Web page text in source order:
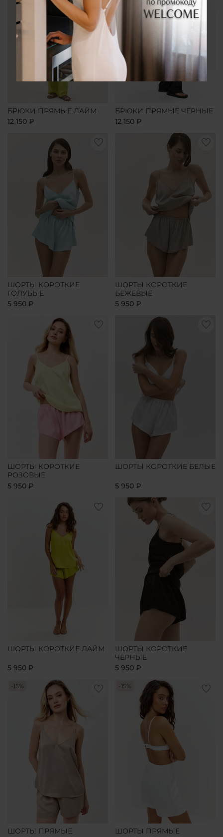
БРЮКИ ПРЯМЫЕ ЛАЙМ
12 150 ₽
БРЮКИ ПРЯМЫЕ ЧЕРНЫЕ
12 150 ₽
ШОРТЫ КОРОТКИЕ
ГОЛУБЫЕ
5 950 ₽
ШОРТЫ КОРОТКИЕ
БЕЖЕВЫЕ
5 950 ₽
ШОРТЫ КОРОТКИЕ
РОЗОВЫЕ
5 950 ₽
ШОРТЫ КОРОТКИЕ БЕЛЫЕ
5 950 ₽
ШОРТЫ КОРОТКИЕ ЛАЙМ
5 950 ₽
ШОРТЫ КОРОТКИЕ
ЧЕРНЫЕ
5 950 ₽
-15%
ШОРТЫ ПРЯМЫЕ
-15%
ШОРТЫ ПРЯМЫЕ